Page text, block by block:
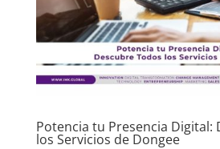
Potencia tu Presencia Digital:
los Servicios de Dongee